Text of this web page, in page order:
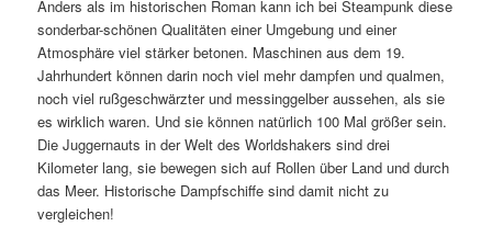
Anders als im historischen Roman kann ich bei Steampunk diese
sonderbar-schönen Qualitäten einer Umgebung und einer
Atmosphäre viel stärker betonen. Maschinen aus dem 19.
Jahrhundert können darin noch viel mehr dampfen und qualmen,
noch viel rußgeschwärzter und messinggelber aussehen, als sie
es wirklich waren. Und sie können natürlich 100 Mal größer sein.
Die Juggernauts in der Welt des Worldshakers sind drei
Kilometer lang, sie bewegen sich auf Rollen über Land und durch
das Meer. Historische Dampfschiffe sind damit nicht zu
vergleichen!